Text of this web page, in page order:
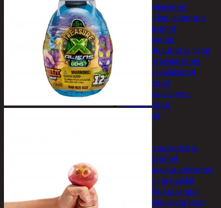
Koristevalaisimet
Loisteputket ja lamput
Pihavalaisimet
Sisävalaisimet
Lednauhat ja listat
Pöytävalaisimet
Yleisvalaisimet
Taskulamput
Työmaavalaisimet
Taskulamput
Tarvikkeet
Hitsauskolvit ja
suuttimet
Kaasut ja polttimet
Lasit ja maskit
Puikot ja langat
Tinakolvit ja tinat